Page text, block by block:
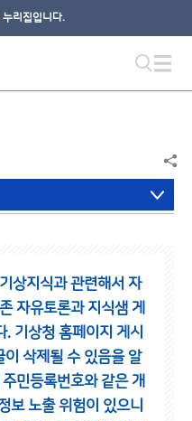
리집입니다.
상지식과 관련해서 자
자유토론과 지식샘 게
. 기상청 홈페이지 게시
삭제될 수 있음을 알
민등록번호와 같은 개
보 노출 위험이 있으니